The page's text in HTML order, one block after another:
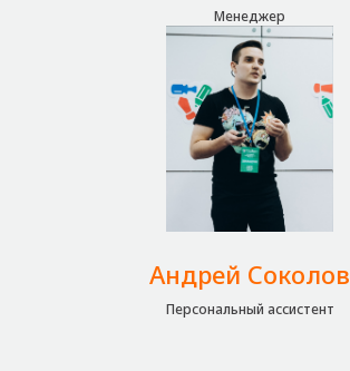
Менеджер
Андрей Соколов
Персональный ассистент